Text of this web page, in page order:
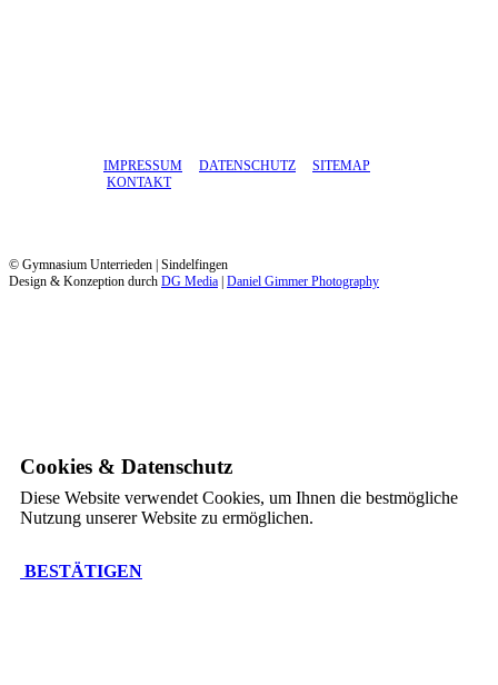
IMPRESSUM DATENSCHUTZ
SITEMAP
KONTAKT
© Gymnasium Unterrieden | Sindelfingen
Design & Konzeption durch DG Media Daniel Gimmer Photography
Cookies & Datenschutz
Diese Website verwendet Cookies, um Ihnen die bestmögliche
Nutzung unserer Website zu ermöglichen.
BESTÄTIGEN